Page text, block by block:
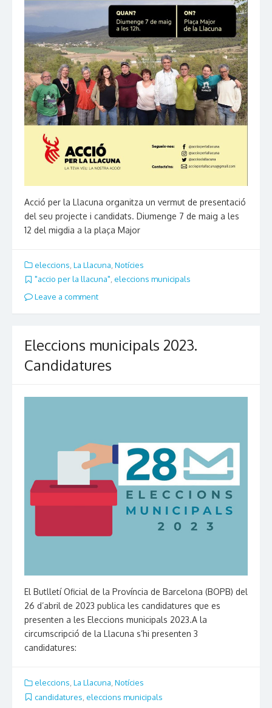
Acció per la Llacuna organitza un vermut de presentació
del seu projecte i candidats. Diumenge 7 de maig a les
12 del migdia a la plaça Major
eleccions La Llacuna Notícies
"accio per la llacuna", eleccions municipals
Leave a comment
Eleccions municipals 2023.
Candidatures
El Butlletí Oficial de la Província de Barcelona (BOPB) del
26 d’abril de 2023 publica les candidatures que es
presenten a les Eleccions municipals 2023.A la
circumscripció de la Llacuna s’hi presenten 3
candidatures:
eleccions, La Llacuna, Notícies
candidatures eleccions municipals